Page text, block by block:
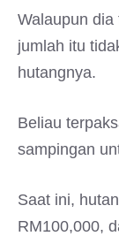
Walaupun
jumlah itu
hutangnya.
Beliau
sampingan
Saat ini,
RM100,000,